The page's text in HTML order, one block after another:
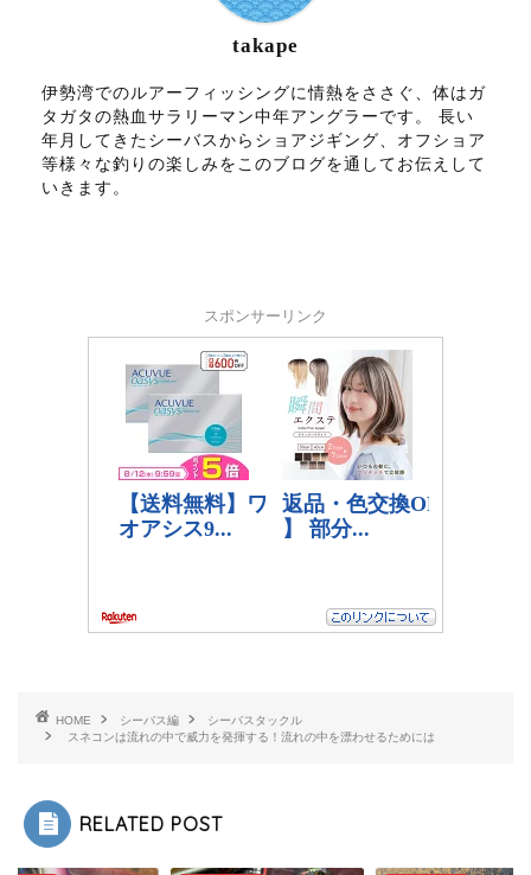
takape
伊勢湾でのルアーフィッシングに情熱をささぐ、体はガ
タガタの熱血サラリーマン中年アングラーです。 長い
年月してきたシーバスからショアジギング、オフショア
等様々な釣りの楽しみをこのブログを通してお伝えして
いきます。
スポンサーリンク
HOME シーバス編
シーバスタックル
スネコンは流れの中で威力を発揮する！流れの中を漂わせるためには
RELATED POST